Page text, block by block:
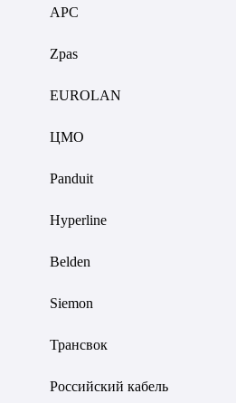
APC
Zpas
EUROLAN
ЦМО
Panduit
Hyperline
Belden
Siemon
Трансвок
Российский кабель